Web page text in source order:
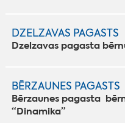
DZELZAVAS PAGASTS
Dzelzavas pagasta
BĒRZAUNES PAGASTS
Bērzaunes pagasta
“Dinamika”